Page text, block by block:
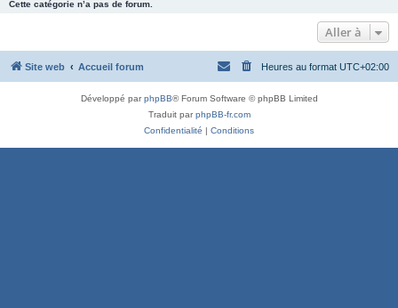
Cette catégorie n’a pas de forum.
Aller à
Site web Accueil forum Heures au format UTC+02:00
Développé parphpBB® Forum Software © phpBB Limited
Traduit parphpBB-fr.com
Confidentialité | Conditions